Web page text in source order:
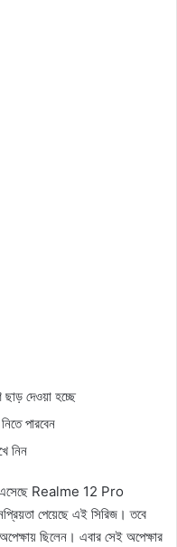
দেওয়া হচ্ছে
পারবেন
নিন
এসেছে Realme 12 Pro
পেয়েছে এই সিরিজ। তবে
ছিলেন। এবার সেই অপেক্ষার